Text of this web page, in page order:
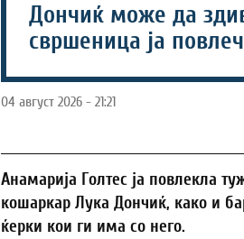
Дончиќ може да
свршеница ја
04 август 2026 - 21:21
Анамарија Голтес ја повлекла
кошаркар Лука Дончиќ, како и
ќерки кои ги има со него.